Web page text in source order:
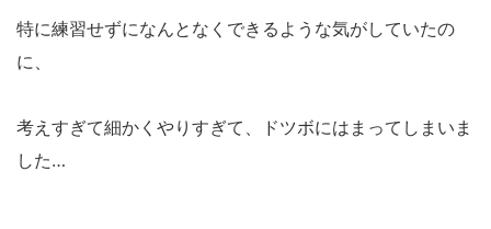
特に練習せずになんとなくできるような気がしていたの
に、
考えすぎて細かくやりすぎて、ドツボにはまってしまいま
した…